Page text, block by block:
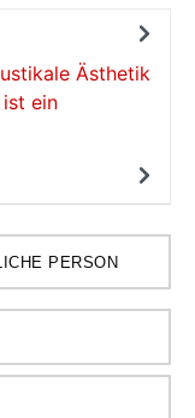
Ästhetik
ein
PERSON